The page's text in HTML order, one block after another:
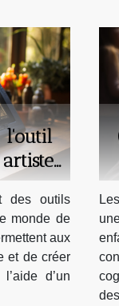
l'outil
des outils
monde de
aux
et de créer
d’un